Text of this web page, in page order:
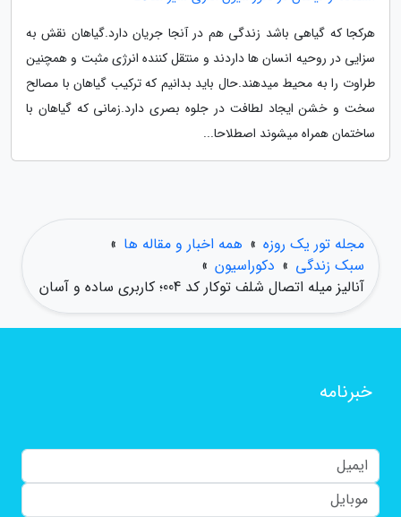
هرکجا که گیاهی باشد زندگی هم در آنجا جریان دارد.گیاهان نقش به
سزایی در روحیه انسان ها داردند و منتقل کننده انرژی مثبت و همچنین
طراوت را به محیط میدهند.حال باید بدانیم که ترکیب گیاهان با مصالح
سخت و خشن ایجاد لطافت در جلوه بصری دارد.زمانی که گیاهان با
ساختمان همراه میشوند اصطلاحا...
مجله تور یک روزه » همه اخبار و مقاله ها »
سبک زندگی » دکوراسیون »
آنالیز میله اتصال شلف توکار کد 004؛ کاربری ساده و آسان
خبرنامه